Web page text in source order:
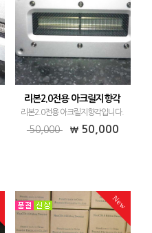
리본2.0전용 아크릴지향각
리본2.0전용 아크릴지향각입니다.
가격: 50,000원 (2개 1조가격) 제품
50,000 50,000
New